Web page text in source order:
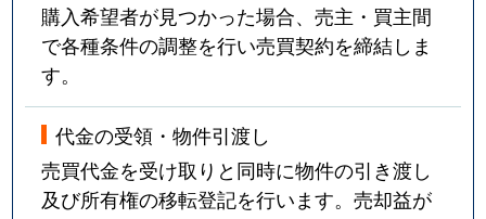
購入希望者が見つかった場合、売主・買主間
で各種条件の調整を行い売買契約を締結しま
す。
代金の受領・物件引渡し
売買代金を受け取りと同時に物件の引き渡し
及び所有権の移転登記を行います。売却益が